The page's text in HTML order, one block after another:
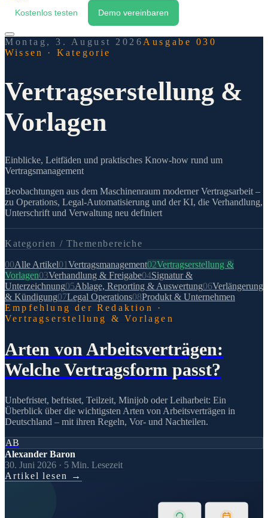
Kostenlos testen Demo vereinbaren
Montag, 3. August 2026 Ausgabe 030
Wissen
· Kategorie
Vertragserstellung &
Vorlagen
Einblicke, Leitfäden und praktisches Know-how rund um
Vertragsmanagement
Beobachtungen aus dem Maschinenraum moderner Vertragsarbeit –
zu Operations, Legal-Automatisierung und der KI, die Verhandlung,
Unterschrift und Verwaltung neu definiert
Kategorien / Themenbereiche
00Alle Artikel01Vertragsmanagement02Vertragserstellung &
Vorlagen03Verhandlung & Freigabe04Signatur &
Unterzeichnung05Ablage, Reporting & Auswertung06Verlängerung
& Kündigung07Legal Operations08Produkt & Unternehmen
Empfehlung der Redaktion
·
Vertragserstellung & Vorlagen
Arten von Arbeitsverträgen:
Welche Vertragsform passt?
Unbefristet, befristet, Teilzeit, Minijob oder Leiharbeit: Ein
Überblick über die wichtigsten Arten von Arbeitsverträgen in
Deutschland – mit ihren Regeln, Vor- und Nachteilen.
AB
Alexander Baron
30. Juni 2026 · 5 Min. Lesezeit
Artikel lesen
→